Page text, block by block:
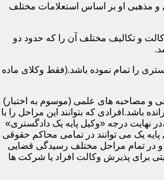
و مذهبی او بر اساس استعلامات مختلف
و تکالیف مختلف آن را که حدود دو
را تمام نموده باشد.(فقط وکلای ماده
و مصاحبه های علمی (موسوم به اختبار)
باشد.افرادی که بتوانند این مراحل را با
نهایت درجه «وکیل پایه یک دادگستری»
پایه یک می توانند در تمامی محاکم حقوقی
و در تمام مراحل مختلف رسیدگی قضایی
برای پذیرش وکالت افراد یا شرکت ها